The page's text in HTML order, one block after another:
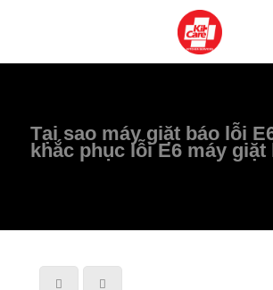
Tại sao máy giặt báo lỗi
khắc phục lỗi E6 máy giặt